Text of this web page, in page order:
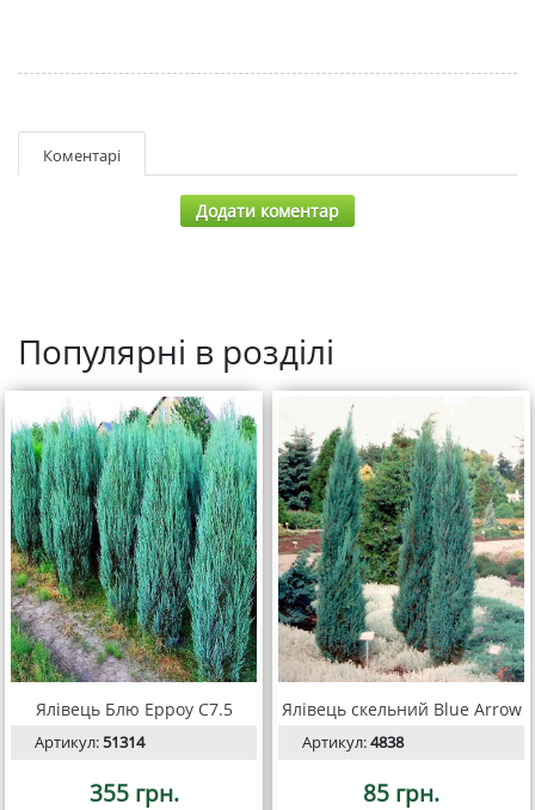
Коментарі
Додати коментар
Популярні в розділі
Ялівець Блю Ерроy С7.5
Артикул:51314
355 грн.
Ялівець скельний Blue Arrow
Артикул:4838
85 грн.